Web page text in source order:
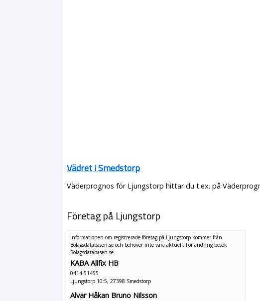
Vädret i Smedstorp
Väderprognos för Ljungstorp hittar du t.ex. på
Företag på Ljungstorp
Informationen om registrerade företag på Ljungstorp kommer från
Bolagsdatabasen.se och behöver inte vara aktuell. För ändring besök
Bolagsdatabasen.se
KABA Allfix HB
0414-51455
Ljungstorp 10:5, 27398 Smedstorp
Alvar Håkan Bruno Nilsson